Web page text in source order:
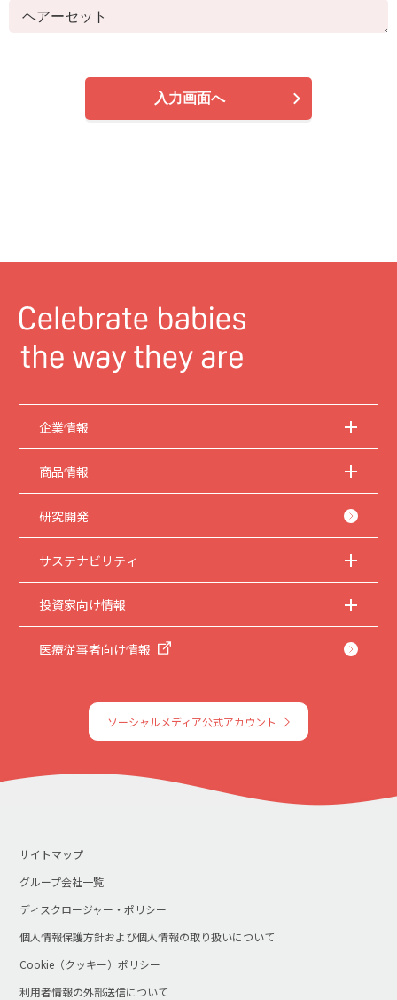
入力画面へ
企業情報
商品情報
研究開発
サステナビリティ
投資家向け情報
医療従事者向け情報
ソーシャルメディア公式アカウント
サイトマップ
グループ会社一覧
ディスクロージャー・ポリシー
個人情報保護方針および個人情報の取り扱いについて
Cookie（クッキー）ポリシー
利用者情報の外部送信について